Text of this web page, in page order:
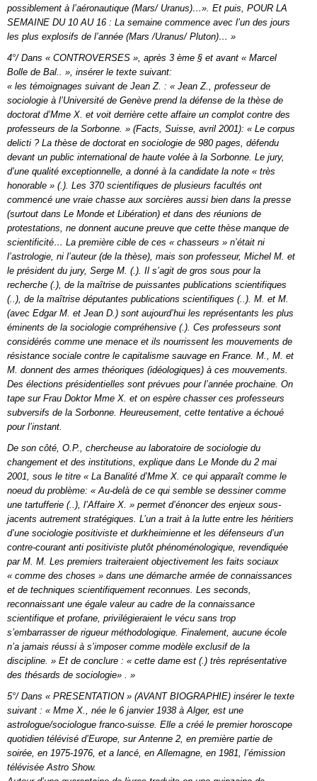
possiblement à l’aéronautique (Mars/ Uranus)…». Et puis, POUR LA
SEMAINE DU 10 AU 16 : La semaine commence avec l’un des jours
les plus explosifs de l’année (Mars /Uranus/ Pluton)… »
4°/ Dans « CONTROVERSES », après 3 ème § et avant « Marcel
Bolle de Bal.. », insérer le texte suivant:
« les témoignages suivant de Jean Z. : « Jean Z., professeur de
sociologie à l’Université de Genève prend la défense de la thèse de
doctorat d’Mme X. et voit derrière cette affaire un complot contre des
professeurs de la Sorbonne. » (Facts, Suisse, avril 2001): « Le corpus
delicti ? La thèse de doctorat en sociologie de 980 pages, défendu
devant un public international de haute volée à la Sorbonne. Le jury,
d’une qualité exceptionnelle, a donné à la candidate la note « très
honorable » (.). Les 370 scientifiques de plusieurs facultés ont
commencé une vraie chasse aux sorcières aussi bien dans la presse
(surtout dans Le Monde et Libération) et dans des réunions de
protestations, ne donnent aucune preuve que cette thèse manque de
scientificité… La première cible de ces « chasseurs » n’était ni
l’astrologie, ni l’auteur (de la thèse), mais son professeur, Michel M. et
le président du jury, Serge M. (.). Il s’agit de gros sous pour la
recherche (.), de la maîtrise de puissantes publications scientifiques
(..), de la maîtrise députantes publications scientifiques (..). M. et M.
(avec Edgar M. et Jean D.) sont aujourd’hui les représentants les plus
éminents de la sociologie compréhensive (.). Ces professeurs sont
considérés comme une menace et ils nourrissent les mouvements de
résistance sociale contre le capitalisme sauvage en France. M., M. et
M. donnent des armes théoriques (idéologiques) à ces mouvements.
Des élections présidentielles sont prévues pour l’année prochaine. On
tape sur Frau Doktor Mme X. et on espère chasser ces professeurs
subversifs de la Sorbonne. Heureusement, cette tentative a échoué
pour l’instant.
De son côté, O.P., chercheuse au laboratoire de sociologie du
changement et des institutions, explique dans Le Monde du 2 mai
2001, sous le titre « La Banalité d’Mme X. ce qui apparaît comme le
noeud du problème: « Au-delà de ce qui semble se dessiner comme
une tartufferie (..), l’Affaire X. » permet d’énoncer des enjeux sous-
jacents autrement stratégiques. L’un a trait à la lutte entre les héritiers
d’une sociologie positiviste et durkheimienne et les défenseurs d’un
contre-courant anti positiviste plutôt phénoménologique, revendiquée
par M. M. Les premiers traiteraient objectivement les faits sociaux
« comme des choses » dans une démarche armée de connaissances
et de techniques scientifiquement reconnues. Les seconds,
reconnaissant une égale valeur au cadre de la connaissance
scientifique et profane, privilégieraient le vécu sans trop
s’embarrasser de rigueur méthodologique. Finalement, aucune école
n’a jamais réussi à s’imposer comme modèle exclusif de la
discipline. » Et de conclure : « cette dame est (.) très représentative
des thésards de sociologie» . »
5°/ Dans « PRESENTATION » (AVANT BIOGRAPHIE) insérer le texte
suivant : « Mme X., née le 6 janvier 1938 à Alger, est une
astrologue/sociologue franco-suisse. Elle a créé le premier horoscope
quotidien télévisé d’Europe, sur Antenne 2, en première partie de
soirée, en 1975-1976, et a lancé, en Allemagne, en 1981, l’émission
télévisée Astro Show.